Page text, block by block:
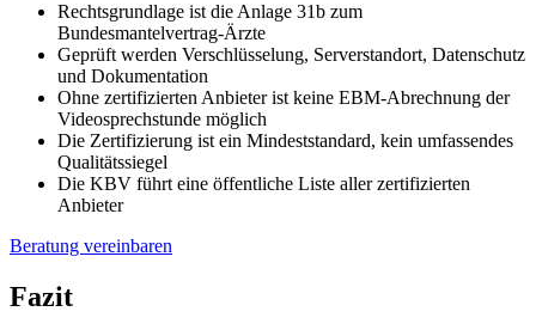
Rechtsgrundlage ist die Anlage 31b zum
Bundesmantelvertrag-Ärzte
Geprüft werden Verschlüsselung, Serverstandort, Datenschutz
und Dokumentation
Ohne zertifizierten Anbieter ist keine EBM-Abrechnung der
Videosprechstunde möglich
Die Zertifizierung ist ein Mindeststandard, kein umfassendes
Qualitätssiegel
Die KBV führt eine öffentliche Liste aller zertifizierten
Anbieter
Beratung vereinbaren
Fazit